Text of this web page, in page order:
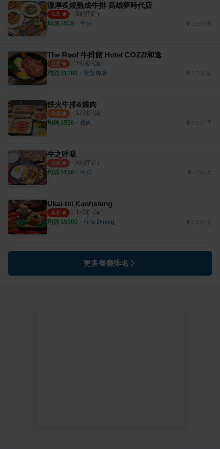
瀧厚炙燒熟成牛排 高雄夢時代店
4.5 （ 8則評論）
均消 $500 ・ 牛排 2.59公里
The Roof 牛排館 Hotel COZZI和逸
3.6 （ 19則評論）
均消 $1000 ・ 景觀餐廳 2.75公里
鉄火牛排&燒肉
3.4 （ 12則評論）
均消 $550 ・ 燒肉
牛之呼吸
3.8 （ 4則評論）
均消 $150 ・ 牛排
Ukai-tei Kaohsiung
4.8 （ 15則評論）
均消 $5000 ・ Fine Dining
更多餐廳排名